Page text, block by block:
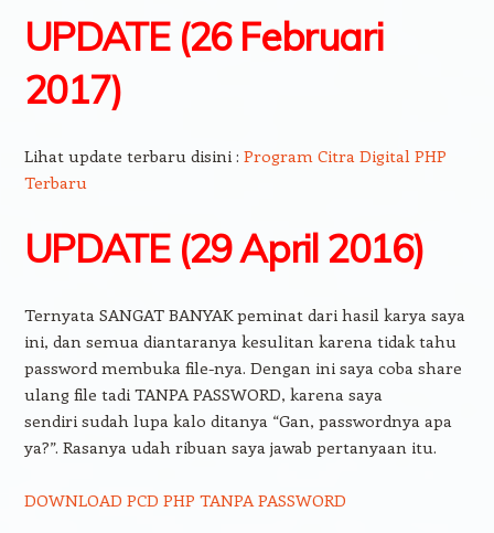
UPDATE (26 Februari
2017)
Lihat update terbaru disini : Program Citra Digital PHP
Terbaru
UPDATE (29 April 2016)
Ternyata SANGAT BANYAK peminat dari hasil karya saya
ini, dan semua diantaranya kesulitan karena tidak tahu
password membuka file-nya. Dengan ini saya coba share
ulang file tadi TANPA PASSWORD, karena saya
sendiri sudah lupa kalo ditanya “Gan, passwordnya apa
ya?”. Rasanya udah ribuan saya jawab pertanyaan itu.
DOWNLOAD PCD PHP TANPA PASSWORD